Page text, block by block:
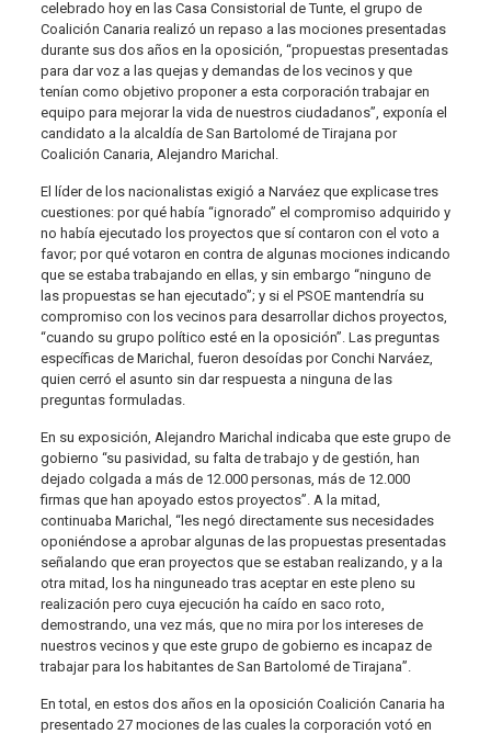
celebrado hoy en las Casa Consistorial de Tunte, el grupo de
Coalición Canaria realizó un repaso a las mociones presentadas
durante sus dos años en la oposición, “propuestas presentadas
para dar voz a las quejas y demandas de los vecinos y que
tenían como objetivo proponer a esta corporación trabajar en
equipo para mejorar la vida de nuestros ciudadanos”, exponía el
candidato a la alcaldía de San Bartolomé de Tirajana por
Coalición Canaria, Alejandro Marichal.
El líder de los nacionalistas exigió a Narváez que explicase tres
cuestiones: por qué había “ignorado” el compromiso adquirido y
no había ejecutado los proyectos que sí contaron con el voto a
favor; por qué votaron en contra de algunas mociones indicando
que se estaba trabajando en ellas, y sin embargo “ninguno de
las propuestas se han ejecutado”; y si el PSOE mantendría su
compromiso con los vecinos para desarrollar dichos proyectos,
“cuando su grupo político esté en la oposición”. Las preguntas
específicas de Marichal, fueron desoídas por Conchi Narváez,
quien cerró el asunto sin dar respuesta a ninguna de las
preguntas formuladas.
En su exposición, Alejandro Marichal indicaba que este grupo de
gobierno “su pasividad, su falta de trabajo y de gestión, han
dejado colgada a más de 12.000 personas, más de 12.000
firmas que han apoyado estos proyectos”. A la mitad,
continuaba Marichal, “les negó directamente sus necesidades
oponiéndose a aprobar algunas de las propuestas presentadas
señalando que eran proyectos que se estaban realizando, y a la
otra mitad, los ha ninguneado tras aceptar en este pleno su
realización pero cuya ejecución ha caído en saco roto,
demostrando, una vez más, que no mira por los intereses de
nuestros vecinos y que este grupo de gobierno es incapaz de
trabajar para los habitantes de San Bartolomé de Tirajana”.
En total, en estos dos años en la oposición Coalición Canaria ha
presentado 27 mociones de las cuales la corporación votó en